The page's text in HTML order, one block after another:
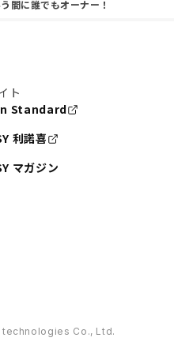
間に誰でもオーナー！
ト
Standard
利諾喜
マガジン
Co., Ltd.